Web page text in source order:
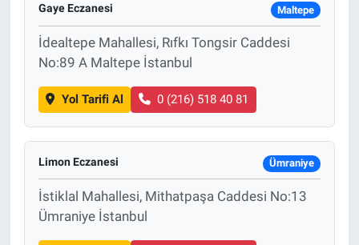
Gaye Eczanesi Maltepe
İdealtepe Mahallesi, Rıfkı Tongsir Caddesi
No:89 A Maltepe İstanbul
Yol Tarifi Al 0 (216) 518 40 81
Limon Eczanesi Ümraniye
İstiklal Mahallesi, Mithatpaşa Caddesi No:13
Ümraniye İstanbul